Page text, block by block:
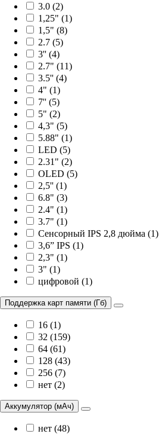
3.0 (2)
1,25" (1)
1,5" (8)
2.7 (5)
3'' (4)
2.7" (11)
3.5'' (4)
4" (1)
7'' (5)
5" (2)
4,3" (5)
5.88" (1)
LED (5)
2.31" (2)
OLED (5)
2,5'' (1)
6.8" (3)
2.4" (1)
3.7" (1)
Сенсорный IPS 2,8 дюйма (1)
3,6” IPS (1)
2,3" (1)
3" (1)
цифровой (1)
Поддержка карт памяти (Гб)
16 (1)
32 (159)
64 (61)
128 (43)
256 (7)
нет (2)
Аккумулятор (мАч)
нет (48)